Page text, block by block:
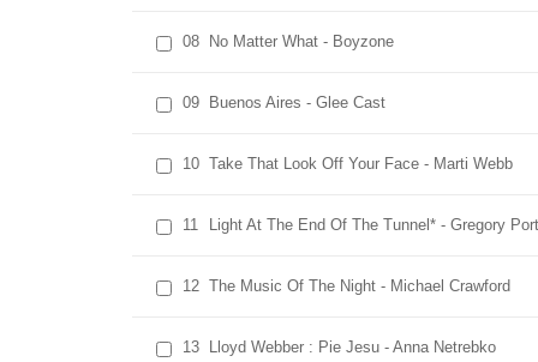
08 No Matter What - Boyzone
09 Buenos Aires - Glee Cast
10 Take That Look Off Your Face - Marti Webb
11 Light At The End Of The Tunnel* - Gregory
12 The Music Of The Night - Michael Crawford
13 Lloyd Webber : Pie Jesu - Anna Netrebko